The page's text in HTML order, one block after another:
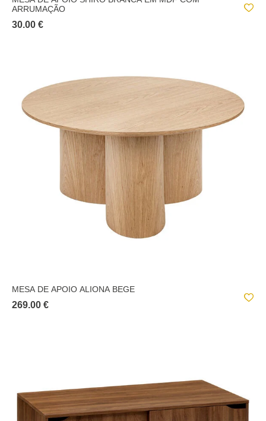
ARRUMAÇÃO
30.00 €
MESA DE APOIO ALIONA BEGE
269.00 €